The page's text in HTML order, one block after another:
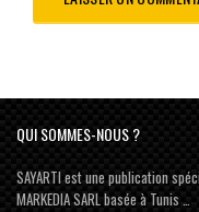
QUI SOMMES-NOUS ?
SAYARTI est une publication
MARKEDIA SARL basée à Tunis …